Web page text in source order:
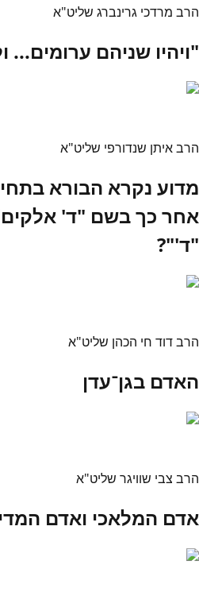
הרב מרדכי גרינברג שליט"א
"ויהיו שניהם ערומים...
הרב איתן שנדורפי שליט"א
מדוע נקרא הבורא
אחר כך בשם "ד'
"ד'"?
הרב דוד חי הכהן שליט"א
האדם בגן־עדן
הרב צבי שוויגר שליט"א
אדם המלאכי ואדם